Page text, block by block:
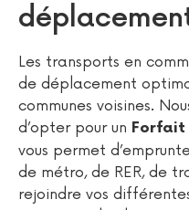
Les transports en
de déplacement
communes voisines.
d’opter pour un Forfait
vous permet
de métro, de RER, de
rejoindre vos